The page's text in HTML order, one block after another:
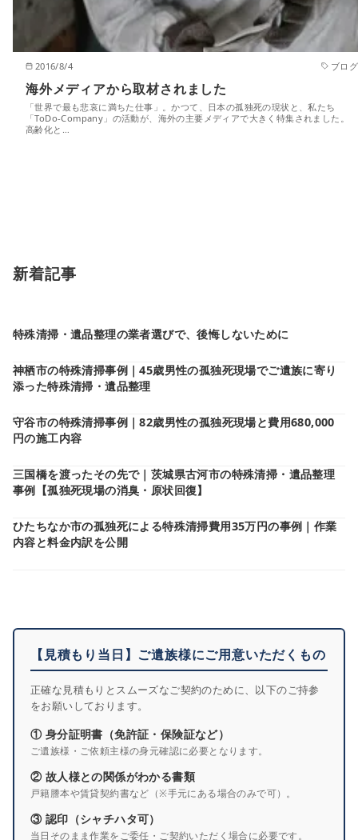
2016/8/4 ブログ
海外メディアから取材されました
「世界で最も悲哀に満ちた仕事」。かつて、日本の孤独死の現状と、私たち
「ToDo-Company」の活動が、海外の主要メディアで大きく特集されました。
高齢化と…
新着記事
特殊清掃・遺品整理の業者選びで、後悔しないために
神栖市の特殊清掃事例｜45歳男性の孤独死現場でご遺族に寄り
添った特殊清掃・遺品整理
守谷市の特殊清掃事例｜82歳男性の孤独死現場と費用680,000
円の施工内容
三国橋を渡ったその先で｜茨城県古河市の特殊清掃・遺品整理
事例【孤独死現場の消臭・原状回復】
ひたちなか市の孤独死による特殊清掃費用35万円の事例｜作業
内容と料金内訳を公開
【見積もり当日】ご遺族様にご用意いただくもの
正確な見積もりとスムーズなご契約のために、以下のご持参
をお願いしております。
① 身分証明書（免許証・保険証など）
ご遺族様・ご依頼主様の身元確認に必要となります。
② 故人様との関係がわかる書類
戸籍謄本や賃貸契約書など（※手元にある場合のみで可）。
③ 認印（シャチハタ可）
当日そのまま作業をご委任・ご契約いただく場合に必要です。